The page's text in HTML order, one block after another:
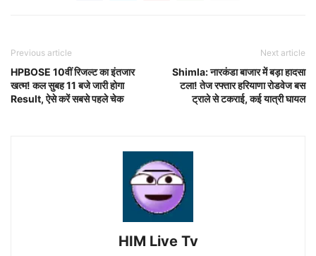
Previous article
HPBOSE 10वीं रिजल्ट का इंतजार
खत्म! कल सुबह 11 बजे जारी होगा
Result, ऐसे करें सबसे पहले चेक
Next article
Shimla: नारकंडा बाजार में बड़ा हादसा
टला! तेज रफ्तार हरियाणा रोडवेज बस
ट्राले से टकराई, कई यात्री घायल
HIM Live Tv